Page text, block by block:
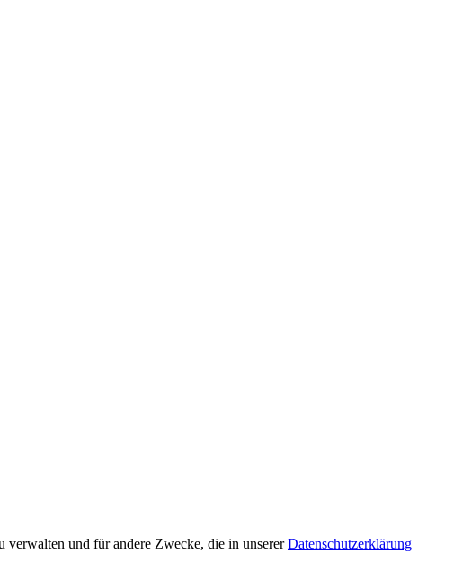
verwalten und für andere Zwecke, die in unsererDatenschutzerklärung